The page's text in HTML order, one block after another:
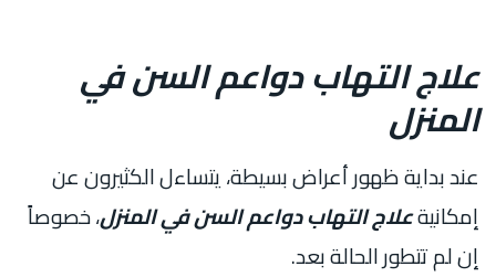
علاج التهاب دواعم السن في
المنزل
عند بداية ظهور أعراض بسيطة، يتساءل الكثيرون عن
إمكانيةعلاج التهاب دواعم السن في المنزل، خصوصاً
إن لم تتطور الحالة بعد.